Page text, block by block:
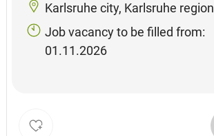
Karlsruhe city, Karlsruhe region
Job vacancy to be filled from:
01.11.2026